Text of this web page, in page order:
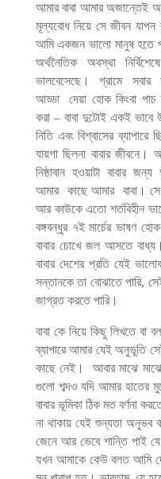
আমার বাবা আমার অজান্তেই
মূল্যবোধ নিয়ে সে জীবন যাপন
আমি একজন ভালো মানুষ হতে
অর্থনৈতিক
অবস্থা নির্বিশেষে
ভালবেসেছে।
গ্রামে সবার
আড্ডা
দেয়া হোক কিংবা পাচ
করা– বাবা দুটোই একই ভাবে
নিতি এবং বিশ্বাসের ব্যাপারে
যায়গা ছিলনা বাবার জীবনে।
নিষ্ঠাবান হওয়াটা বাবার জন্য
আমার
কাছে আমার বাবা। সে
আর কাউকে এতো শর্তবিহীন
বঙ্গবন্ধুর ৭ই মার্চের ভাষণ হোক
বাবার চোখে জল আসতে বাধ্য।
বাবার দেশের প্রতি যেই
সন্তানকে তা বোঝাতে পারি,
জাগ্রত করতে পারি।
বাবা কে নিয়ে কিছু লিখতে বা
ব্যাপারে আমার যেই অনুভূতি
কাছে নেই। আবার মাঝে মাঝে
গুলো শব্দও যদি আমার হাতের
বাবার ভূমিকা ঠিক মত বর্ণনা
না থাকায় যেই শুন্যতা অনুভব
জেনে আর ভেবে শান্তি পাই যে
যখন আমাকে কেউ বলত আমি